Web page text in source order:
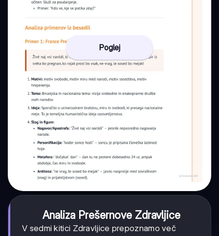
Poglej
Analiza Prešernove Zdravljice
V sedmi kitici Zdravljice prepoznamo več